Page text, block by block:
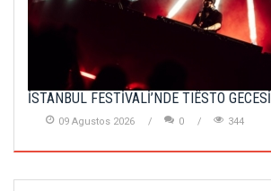
İSTANBUL FESTİVALİ’NDE TIËSTO GECESİ
09 Agustos 2026 0 344